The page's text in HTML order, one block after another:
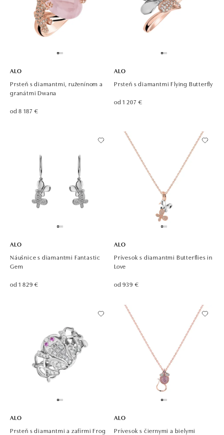
ALO
Prsteň s diamantmi, ruženínom a
granátmi Dwana
od 8 187 €
ALO
Prsteň s diamantmi Flying Butterfly
od 1 207 €
ALO
Náušnice s diamantmi Fantastic
Gem
od 1 829 €
ALO
Prívesok s diamantmi Butterflies in
Love
od 939 €
ALO
Prsteň s diamantmi a zafírmi Frog
ALO
Prívesok s čiernymi a bielymi